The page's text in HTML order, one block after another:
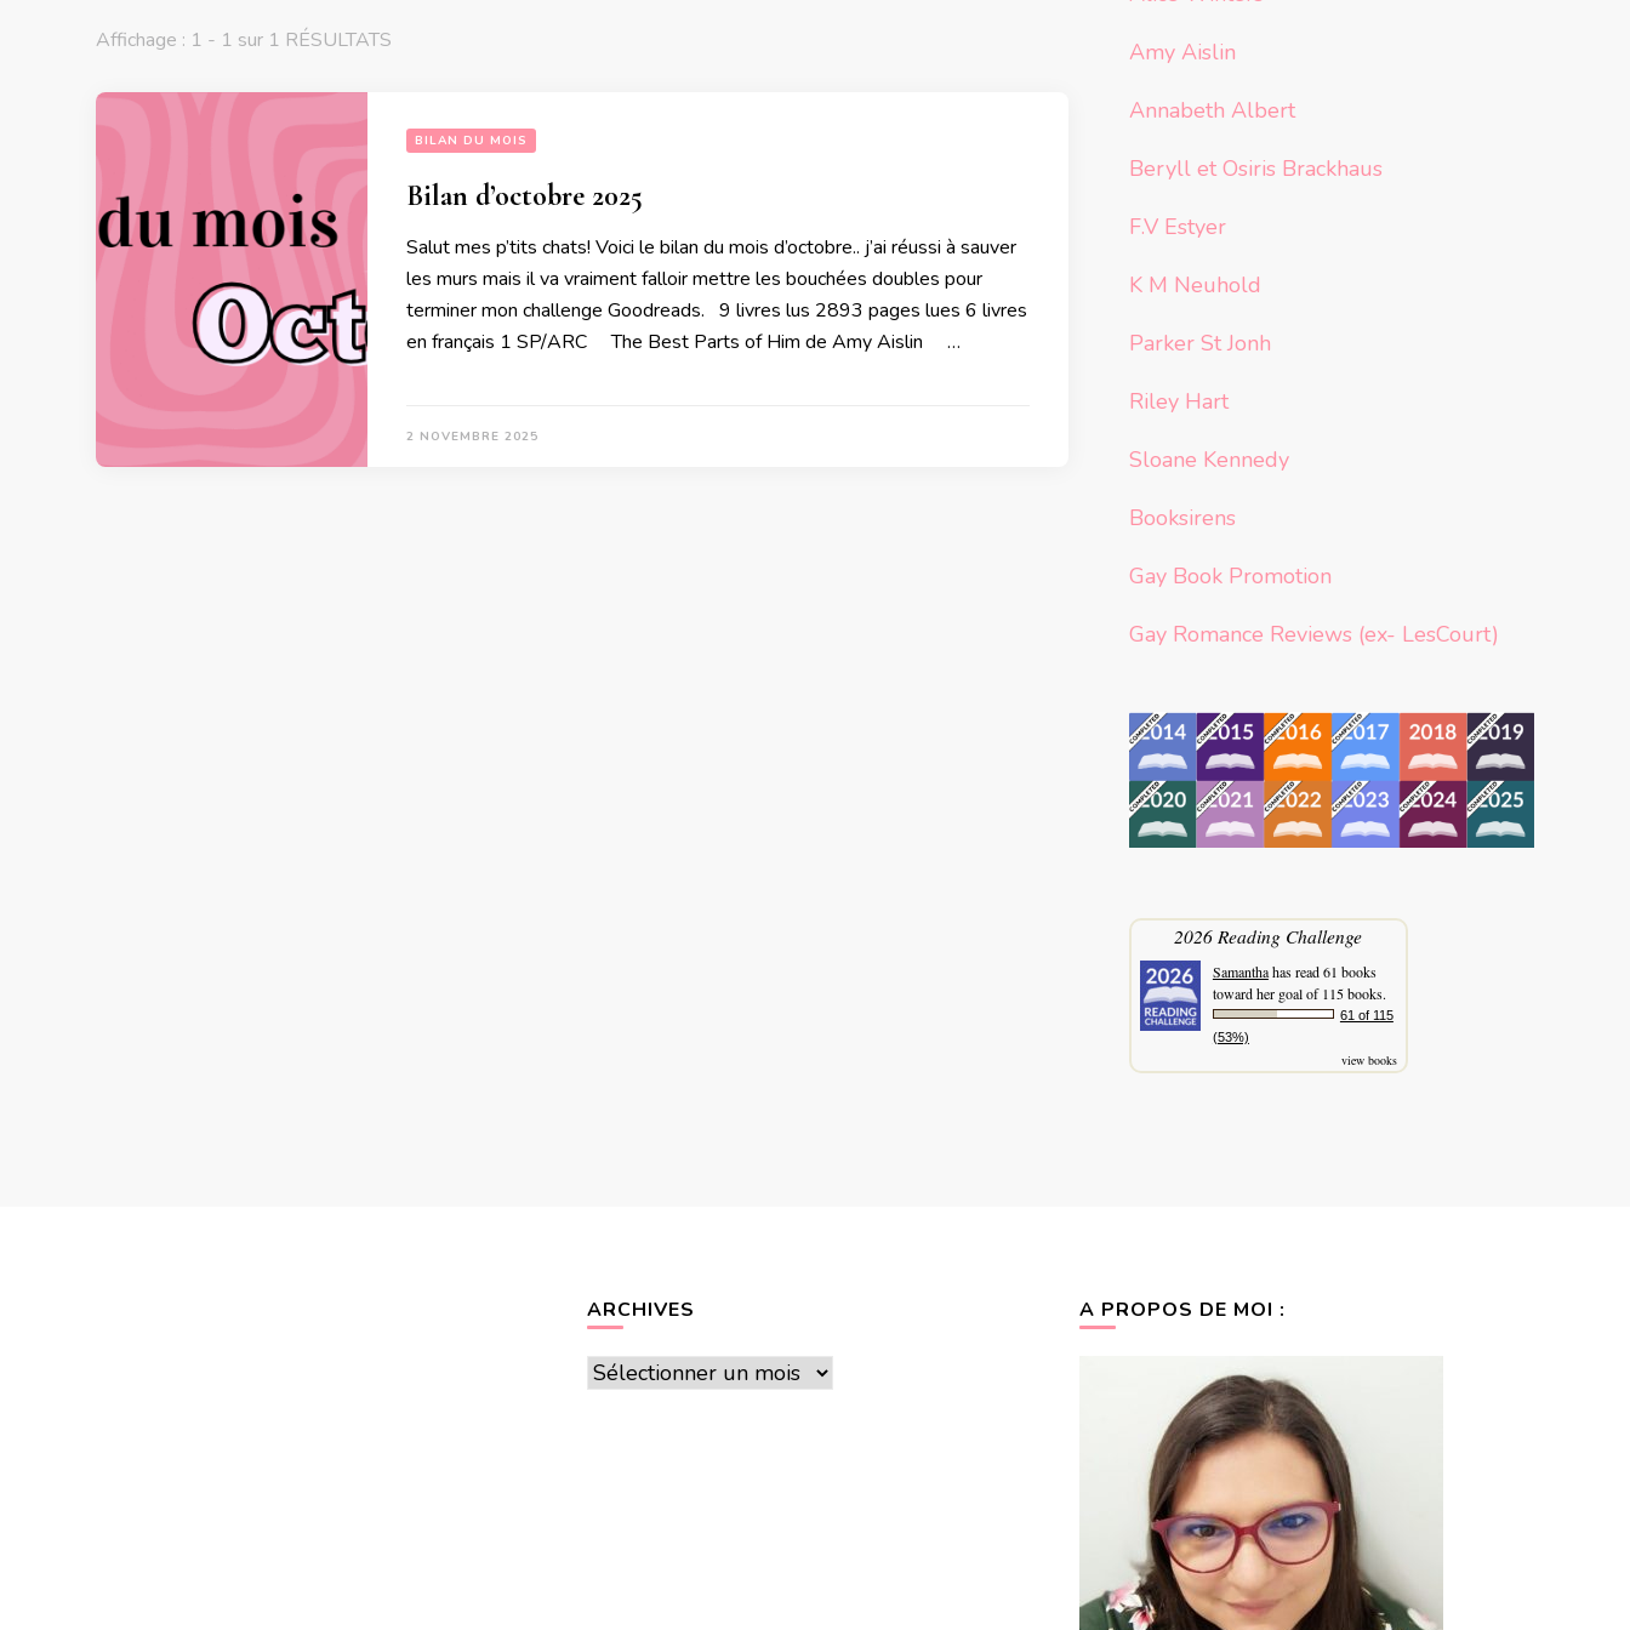
Affichage : 1 - 1 sur 1 RÉSULTATS
BILAN DU MOIS
Bilan d’octobre 2025
Salut mes p’tits chats! Voici le bilan du mois d’octobre.. j’ai réussi à sauver
les murs mais il va vraiment falloir mettre les bouchées doubles pour
terminer mon challenge Goodreads. 9 livres lus 2893 pages lues 6 livres
en français 1 SP/ARC The Best Parts of Him de Amy Aislin …
2 NOVEMBRE 2025
Amy Aislin
Annabeth Albert
Beryll et Osiris Brackhaus
F.V Estyer
K M Neuhold
Parker St Jonh
Riley Hart
Sloane Kennedy
Booksirens
Gay Book Promotion
Gay Romance Reviews (ex- LesCourt)
2026 Reading Challenge
Samanthahas read 61 books
toward her goal of 115 books.
61 of 115
(53%)
view books
ARCHIVES
Archives
A PROPOS DE MOI :